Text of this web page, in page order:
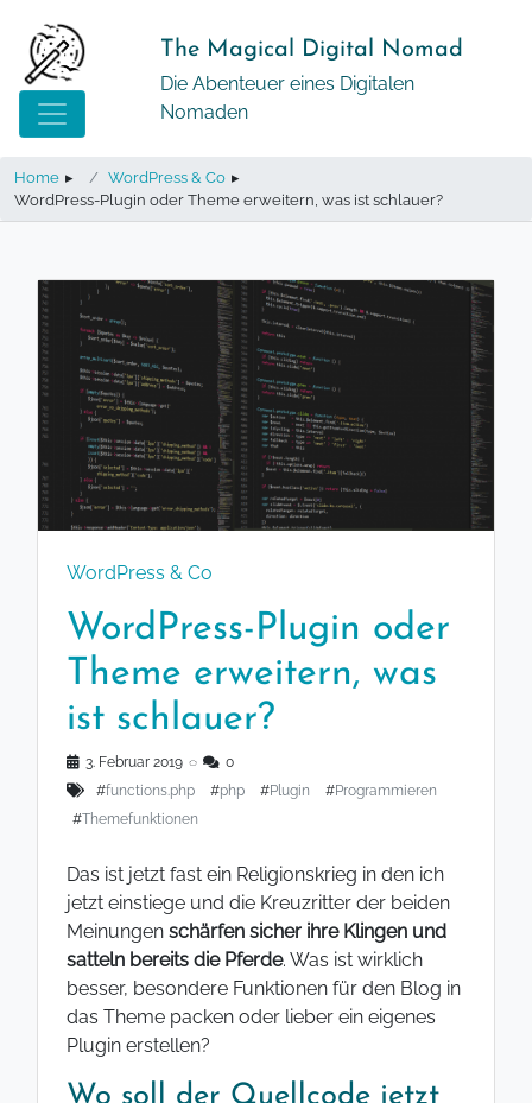
zum
Inhalt
The Magical Digital Nomad
Die Abenteuer eines Digitalen
Nomaden
Home ▸ WordPress & Co ▸
WordPress-Plugin oder Theme erweitern, was ist schlauer?
WordPress & Co
WordPress-Plugin oder
Theme erweitern, was
ist schlauer?
3. Februar 2019 ◌
0
#functions.php #php #Plugin #Programmieren
#Themefunktionen
Das ist jetzt fast ein Religionskrieg in den ich
jetzt einstiege und die Kreuzritter der beiden
Meinungen schärfen sicher ihre Klingen und
satteln bereits die Pferde. Was ist wirklich
besser, besondere Funktionen für den Blog in
das Theme packen oder lieber ein eigenes
Plugin erstellen?
Wo soll der Quellcode jetzt